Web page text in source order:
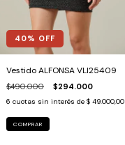
40% OFF
Vestido ALFONSA VLI25409
$490.000 $294.000
6 cuotas sin interés de $ 49.000,00
COMPRAR